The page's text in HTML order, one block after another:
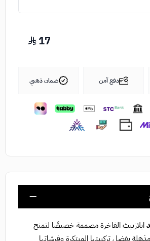
17
دفع آمن ضمان ذهبي
ايلازبيث الفاخرة مصممة خصيصًا لتمنح
بفضل تركيبتها المبتكرة وفرشاتها